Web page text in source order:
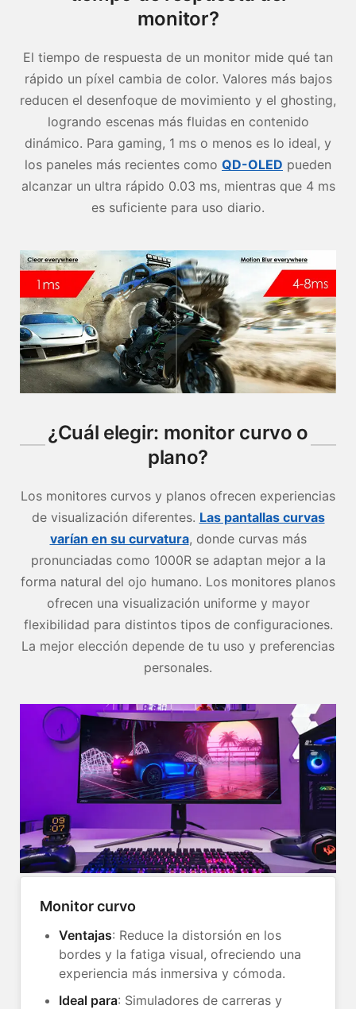
monitor?
El tiempo de respuesta de un monitor mide qué tan
rápido un píxel cambia de color. Valores más bajos
reducen el desenfoque de movimiento y el ghosting,
logrando escenas más fluidas en contenido
dinámico. Para gaming, 1 ms o menos es lo ideal, y
los paneles más recientes como QD-OLED pueden
alcanzar un ultra rápido 0.03 ms, mientras que 4 ms
es suficiente para uso diario.
¿Cuál elegir: monitor curvo o
plano?
Los monitores curvos y planos ofrecen experiencias
de visualización diferentes. Las pantallas curvas
varían en su curvatura, donde curvas más
pronunciadas como 1000R se adaptan mejor a la
forma natural del ojo humano. Los monitores planos
ofrecen una visualización uniforme y mayor
flexibilidad para distintos tipos de configuraciones.
La mejor elección depende de tu uso y preferencias
personales.
Monitor curvo
Ventajas: Reduce la distorsión en los
bordes y la fatiga visual, ofreciendo una
experiencia más inmersiva y cómoda.
Ideal para: Simuladores de carreras y